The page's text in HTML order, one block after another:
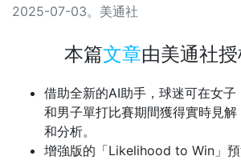
2025-07-03。 美通社
本篇文章由美通社
借助全新的AI助手，球迷可在女子
和男子單打比賽期間獲得實時見解
和分析。
增強版的「Likelihood to Win」